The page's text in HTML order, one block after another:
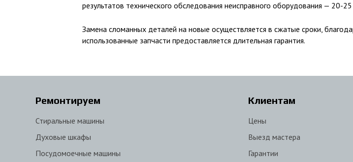
результатов технического обследования неисправного оборудования — 20-
Замена сломанных деталей на новые осуществляется в сжатые сроки,
использованные запчасти предоставляется длительная гарантия.
Ремонтируем
Стиральные машины
Духовые шкафы
Посудомоечные машины
Клиентам
Цены
Выезд мастера
Гарантии